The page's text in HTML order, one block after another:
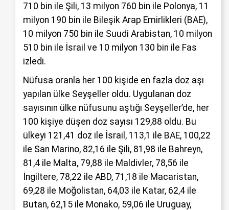
710 bin ile Şili, 13 milyon 760 bin ile Polonya, 11
milyon 190 bin ile Bileşik Arap Emirlikleri (BAE),
10 milyon 750 bin ile Suudi Arabistan, 10 milyon
510 bin ile İsrail ve 10 milyon 130 bin ile Fas
izledi.
Nüfusa oranla her 100 kişide en fazla doz aşı
yapılan ülke Seyşeller oldu. Uygulanan doz
sayısının ülke nüfusunu aştığı Seyşeller’de, her
100 kişiye düşen doz sayısı 129,88 oldu. Bu
ülkeyi 121,41 doz ile İsrail, 113,1 ile BAE, 100,22
ile San Marino, 82,16 ile Şili, 81,98 ile Bahreyn,
81,4 ile Malta, 79,88 ile Maldivler, 78,56 ile
İngiltere, 78,22 ile ABD, 71,18 ile Macaristan,
69,28 ile Moğolistan, 64,03 ile Katar, 62,4 ile
Butan, 62,15 ile Monako, 59,06 ile Uruguay,